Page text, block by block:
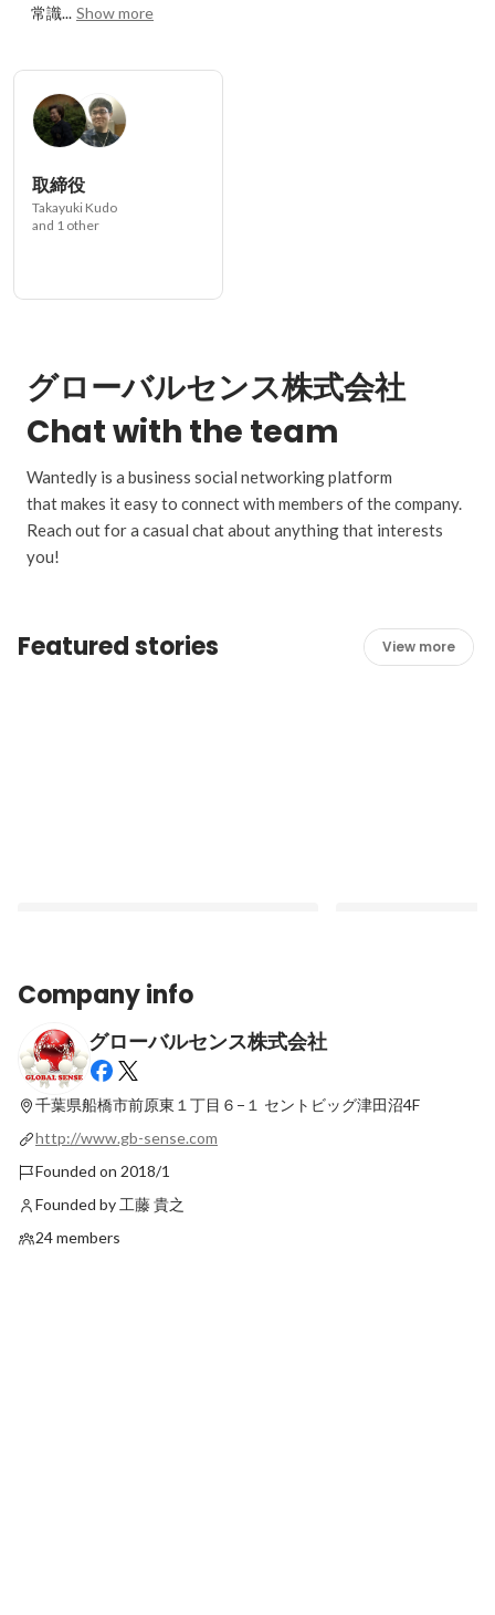
常識... Show more
取締役
Takayuki Kudo
and 1 other
グローバルセンス株式会社
Chat with the team
Wantedly is a business social networking platform
that makes it easy to connect with members of the company.
Reach out for a casual chat about anything that interests
you!
Featured stories View more
「稼ぐ」と「ゲーム」の葛藤にもう苦しま
ない。正社員雇用プロゲーマーで、俺は生
きていく。
Latest Latest
Company info
グローバルセンス株式会社
千葉県船橋市前原東１丁目６−１ セントビッグ津田沼4F
http://www.gb-sense.com
Founded on 2018/1
Founded by 工藤 貴之
24 members